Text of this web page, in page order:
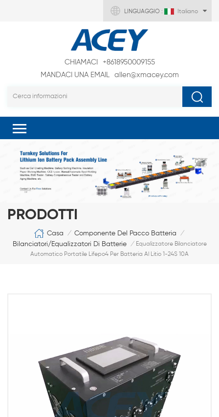
LINGUAGGIO : Italiano
CHIAMACI
+8618950009155
MANDACI UNA EMAIL
allen@xmacey.com
PRODOTTI
Casa / Componente Del Pacco Batteria /
Bilanciatori/equalizzatori Di Batterie / Equalizzatore Bilanciatore
Automatico Portatile Lifepo4 Per Batteria Al Litio 1-24S 10A